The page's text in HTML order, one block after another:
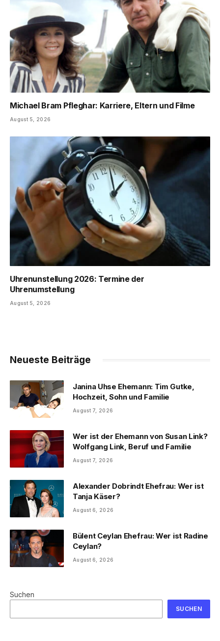
Michael Bram Pfleghar: Karriere, Eltern und Filme
August 5, 2026
Uhrenunstellung 2026: Termine der
Uhrenumstellung
August 5, 2026
Neueste Beiträge
Janina Uhse Ehemann: Tim Gutke,
Hochzeit, Sohn und Familie
August 7, 2026
Wer ist der Ehemann von Susan Link?
Wolfgang Link, Beruf und Familie
August 7, 2026
Alexander Dobrindt Ehefrau: Wer ist
Tanja Käser?
August 6, 2026
Bülent Ceylan Ehefrau: Wer ist Radine
Ceylan?
August 6, 2026
Suchen
SUCHEN